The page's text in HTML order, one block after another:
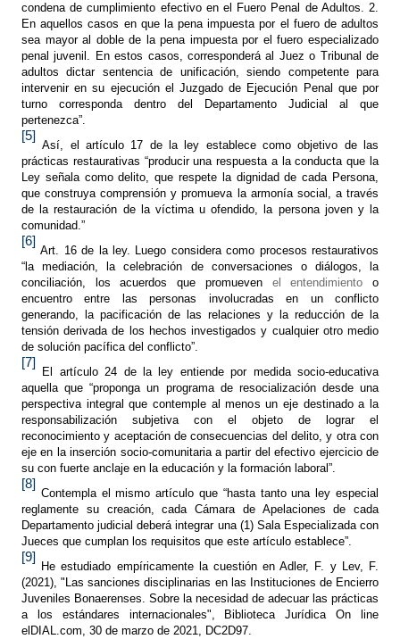
condena de cumplimiento efectivo en el Fuero Penal de Adultos. 2.
En aquellos casos en que la pena impuesta por el fuero de adultos
sea mayor al doble de la pena impuesta por el fuero especializado
penal juvenil. En estos casos, corresponderá al Juez o Tribunal de
adultos dictar sentencia de unificación, siendo competente para
intervenir en su ejecución el Juzgado de Ejecución Penal que por
turno corresponda dentro del Departamento Judicial al que
pertenezca”.
[5]
Así, el artículo 17 de la ley establece como objetivo de las
prácticas restaurativas “producir una respuesta a la conducta que la
Ley señala como delito, que respete la dignidad de cada Persona,
que construya comprensión y promueva la armonía social, a través
de la restauración de la víctima u ofendido, la persona joven y la
comunidad.”
[6]
Art. 16 de la ley. Luego considera como procesos restaurativos
“la mediación, la celebración de conversaciones o diálogos, la
conciliación, los acuerdos que promueven el entendimiento o
encuentro entre las personas involucradas en un conflicto
generando, la pacificación de las relaciones y la reducción de la
tensión derivada de los hechos investigados y cualquier otro medio
de solución pacífica del conflicto”.
[7]
El artículo 24 de la ley entiende por medida socio-educativa
aquella que “proponga un programa de resocialización desde una
perspectiva integral que contemple al menos un eje destinado a la
responsabilización subjetiva con el objeto de lograr el
reconocimiento y aceptación de consecuencias del delito, y otra con
eje en la inserción socio-comunitaria a partir del efectivo ejercicio de
su con fuerte anclaje en la educación y la formación laboral”.
[8]
Contempla el mismo artículo que “hasta tanto una ley especial
reglamente su creación, cada Cámara de Apelaciones de cada
Departamento judicial deberá integrar una (1) Sala Especializada con
Jueces que cumplan los requisitos que este artículo establece”.
[9]
He estudiado empíricamente la cuestión en Adler, F. y Lev, F.
(2021), "Las sanciones disciplinarias en las Instituciones de Encierro
Juveniles Bonaerenses. Sobre la necesidad de adecuar las prácticas
a los estándares internacionales", Biblioteca Jurídica On line
elDIAL.com, 30 de marzo de 2021, DC2D97.